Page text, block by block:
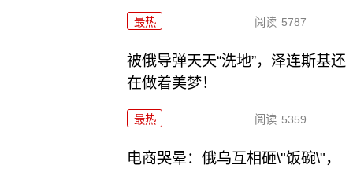
最热 阅读 5787
被俄导弹天天“洗地”，泽连斯基还
在做着美梦！
最热 阅读 5359
电商哭晕：俄乌互相砸\"饭碗\"，